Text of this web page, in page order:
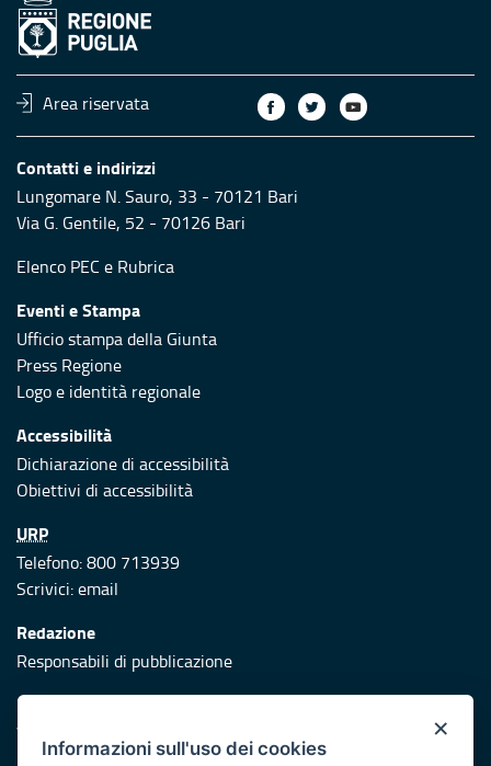
Area riservata
Contatti e indirizzi
Lungomare N. Sauro, 33 - 70121 Bari
Via G. Gentile, 52 - 70126 Bari
Elenco PEC e Rubrica
Eventi e Stampa
Ufficio stampa della Giunta
Press Regione
Logo e identità regionale
Accessibilità
Dichiarazione di accessibilità
Obiettivi di accessibilità
URP
Telefono: 800 713939
Scrivici:email
Redazione
Responsabili di pubblicazione
Protezione civile
Vai al sito di Protezione Civile Puglia
×
Informazioni sull'uso dei cookies